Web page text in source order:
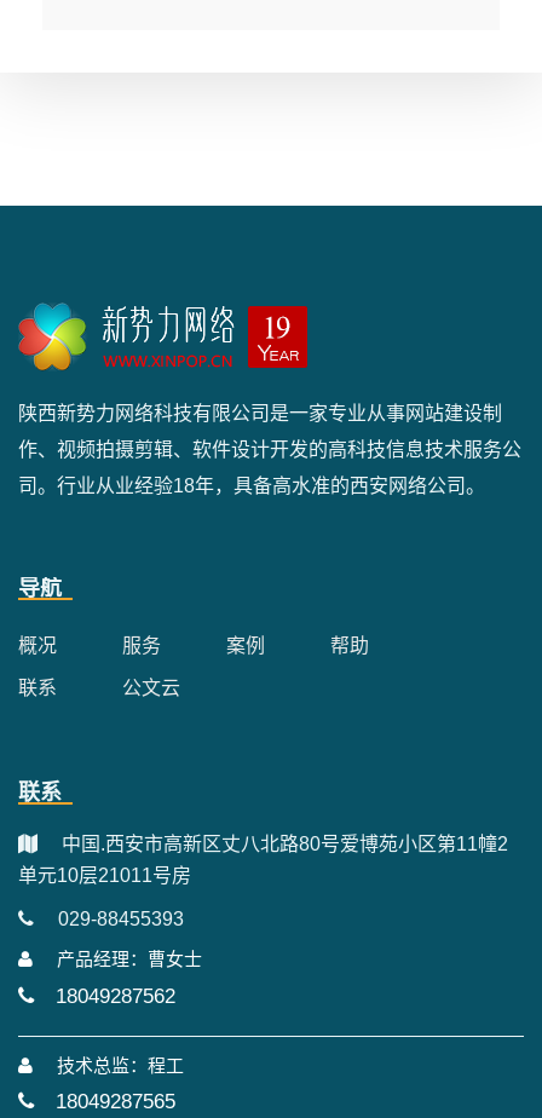
陕西新势力网络科技有限公司是一家专业从事网站建设制
作、视频拍摄剪辑、软件设计开发的高科技信息技术服务公
司。行业从业经验18年，具备高水准的西安网络公司。
导航
概况 服务 案例 帮助
联系 公文云
联系
中国.西安市高新区丈八北路80号爱博苑小区第11幢2
单元10层21011号房
029-88455393
产品经理：曹女士
18049287562
技术总监：程工
18049287565